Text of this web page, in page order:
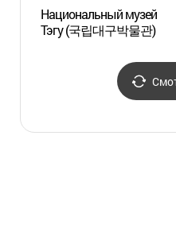
Национальный музей
Тэгу (국립대구박물관)